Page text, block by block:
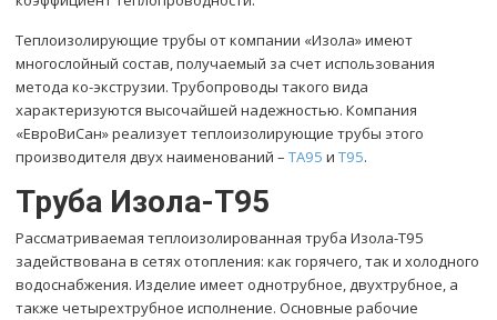
Теплоизолирующие трубы от компании «Изола» имеют
многослойный состав, получаемый за счет использования
метода ко-экструзии. Трубопроводы такого вида
характеризуются высочайшей надежностью. Компания
«ЕвроВиСан» реализует теплоизолирующие трубы этого
производителя двух наименований –ТА95 иТ95.
Труба Изола-Т95
Рассматриваемая теплоизолированная труба Изола-Т95
задействована в сетях отопления: как горячего, так и холодного
водоснабжения. Изделие имеет однотрубное, двухтрубное, а
также четырехтрубное исполнение. Основные рабочие